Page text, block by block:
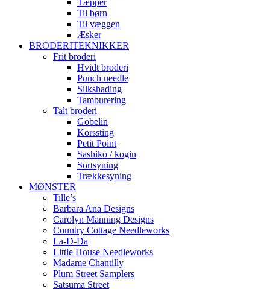
Tæpper
Til børn
Til væggen
Æsker
BRODERITEKNIKKER
Frit broderi
Hvidt broderi
Punch needle
Silkshading
Tamburering
Talt broderi
Gobelin
Korssting
Petit Point
Sashiko / kogin
Sortsyning
Trækkesyning
MØNSTER
Tille’s
Barbara Ana Designs
Carolyn Manning Designs
Country Cottage Needleworks
La-D-Da
Little House Needleworks
Madame Chantilly
Plum Street Samplers
Satsuma Street